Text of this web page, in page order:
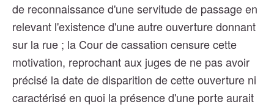
de reconnaissance d'une servitude de passage en
relevant l'existence d'une autre ouverture donnant
sur la rue ; la Cour de cassation censure cette
motivation, reprochant aux juges de ne pas avoir
précisé la date de disparition de cette ouverture ni
caractérisé en quoi la présence d'une porte aurait